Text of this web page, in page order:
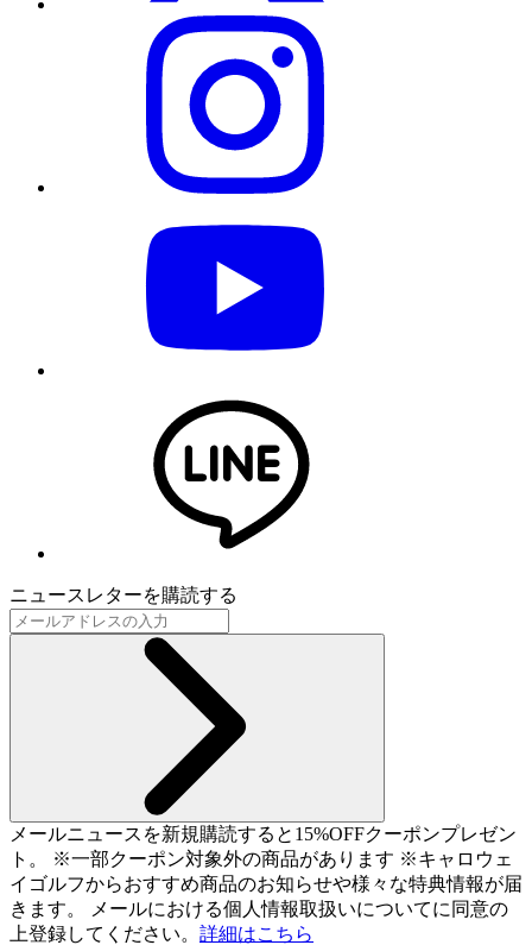
ニュースレターを購読する
メールニュースを新規購読すると15%OFFクーポンプレゼン
ト。 ※一部クーポン対象外の商品があります ※キャロウェ
イゴルフからおすすめ商品のお知らせや様々な特典情報が届
きます。 メールにおける個人情報取扱いについてに同意の
上登録してください。 詳細はこちら